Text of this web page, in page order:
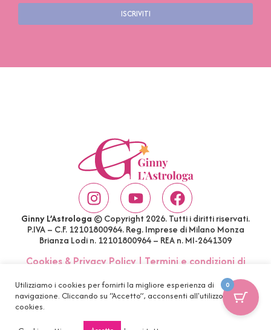
ISCRIVITI
Ginny L’Astrologa © Copyright 2026. Tutti i diritti riservati.
P.IVA – C.F. 12101800964. Reg. Imprese di Milano Monza
Brianza Lodi n. 12101800964 – REA n. MI-2641309
Cookies & Privacy Policy| Termini e condizioni di
Utilizziamo i cookies per fornirti la migliore esperienza di
navigazione. Cliccando su “Accetto”, acconsenti all'utilizzo di tutti i
cookies.
0